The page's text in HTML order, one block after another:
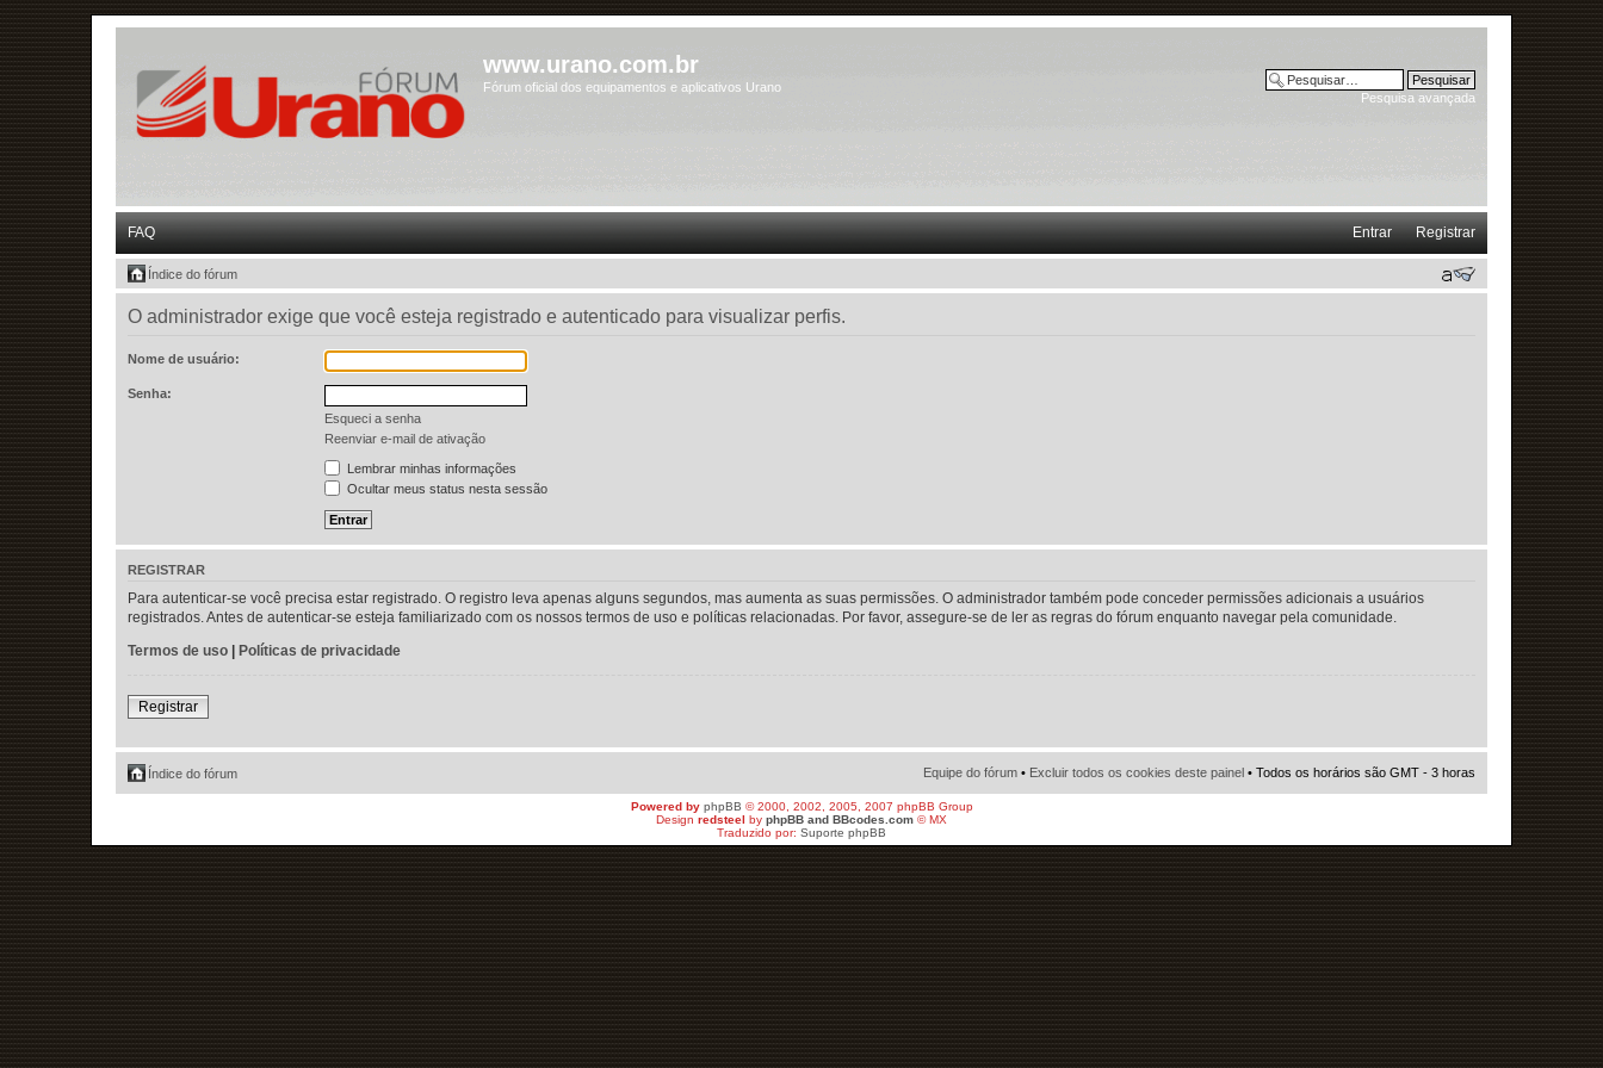
www.urano.com.br
Fórum oficial dos equipamentos e aplicativos Urano
Pesquisa avançada
FAQ Registrar
Entrar
Índice do fórum
O administrador exige que você esteja registrado e autenticado para visualizar perfis.
Nome de usuário:
Senha:
Esqueci a senha
Reenviar e-mail de ativação
Lembrar minhas informações
Ocultar meus status nesta sessão
REGISTRAR
Para autenticar-se você precisa estar registrado. O registro leva apenas alguns segundos, mas aumenta as suas permissões. O administrador também pode conceder permissões adicionais a usuários
registrados. Antes de autenticar-se esteja familiarizado com os nossos termos de uso e políticas relacionadas. Por favor, assegure-se de ler as regras do fórum enquanto navegar pela comunidade.
Termos de uso | Políticas de privacidade
Registrar
Índice do fórum Equipe do fórum • Excluir todos os cookies deste painel • Todos os horários são GMT - 3 horas
Powered by phpBB © 2000, 2002, 2005, 2007 phpBB Group
Design redsteel by phpBB and BBcodes.com © MX
Traduzido por: Suporte phpBB